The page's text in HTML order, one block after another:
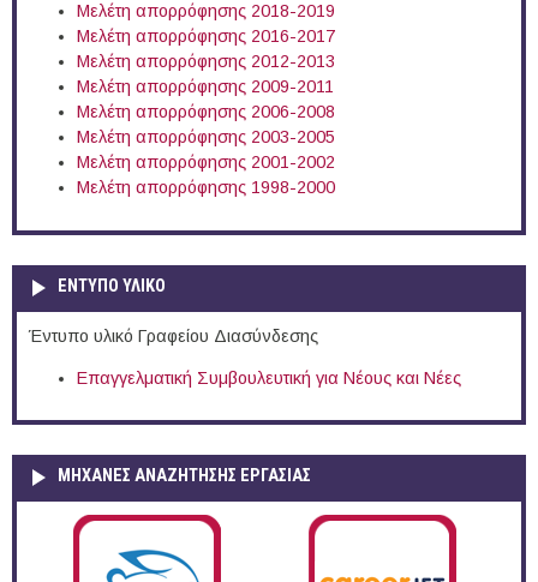
Μελέτη απορρόφησης 2018-2019
Μελέτη απορρόφησης 2016-2017
Μελέτη απορρόφησης 2012-2013
Μελέτη απορρόφησης 2009-2011
Μελέτη απορρόφησης 2006-2008
Μελέτη απορρόφησης 2003-2005
Μελέτη απορρόφησης 2001-2002
Μελέτη απορρόφησης 1998-2000
ΕΝΤΥΠΟ ΥΛΙΚΟ
Έντυπο υλικό Γραφείου Διασύνδεσης
Επαγγελματική Συμβουλευτική για Νέους και Νέες
ΜΗΧΑΝΕΣ ΑΝΑΖΗΤΗΣΗΣ ΕΡΓΑΣΙΑΣ